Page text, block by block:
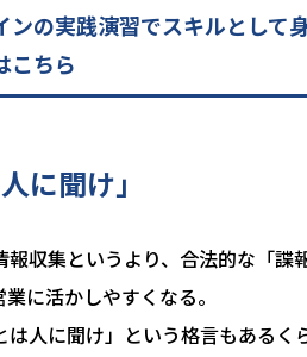
ンの実践演習でスキルとして
こちら
に聞け」
収集というより、合法的な「
に活かしやすくなる。
人に聞け」という格言もある